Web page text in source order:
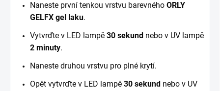
Naneste první tenkou vrstvu barevného ORLY
GELFX gel laku.
Vytvrďte v LED lampě 30 sekund nebo v UV lampě
2 minuty.
Naneste druhou vrstvu pro plné krytí.
Opět vytvrďte v LED lampě 30 sekund nebo v UV